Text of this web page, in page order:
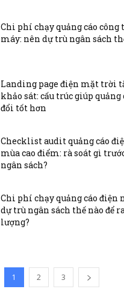
Chi phí chạy quảng cáo công
máy: nên dự trù ngân sách
Landing page điện mặt trời
khảo sát: cấu trúc giúp quảng
đổi tốt hơn
Checklist audit quảng cáo
mùa cao điểm: rà soát gì
ngân sách?
Chi phí chạy quảng cáo điện
dự trù ngân sách thế nào để
lượng?
1 2 3